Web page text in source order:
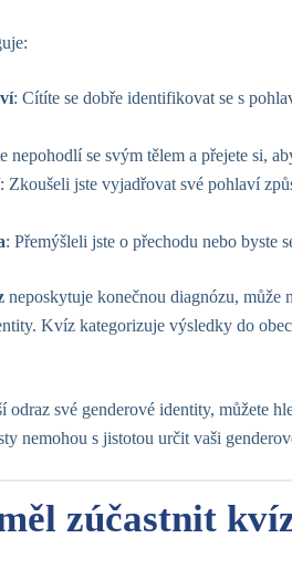
: Cítíte se dobře identifikovat se s
nepohodlí se svým tělem a přejete si,
: Zkoušeli jste vyjadřovat své pohlaví
: Přemýšleli jste o přechodu nebo
neposkytuje konečnou diagnózu,
Kvíz kategorizuje výsledky do
odraz své genderové identity, můžete
nemohou s jistotou určit vaši
zúčastnit